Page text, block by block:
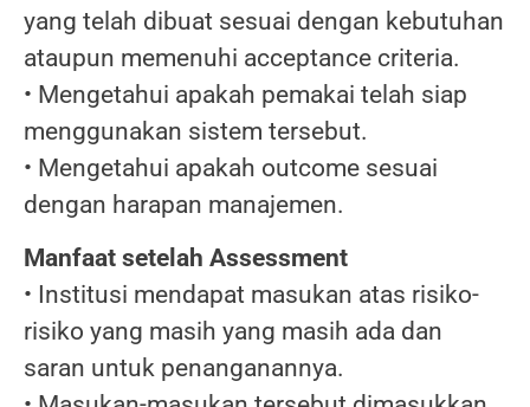
yang telah dibuat sesuai dengan kebutuhan
ataupun memenuhi acceptance criteria.
• Mengetahui apakah pemakai telah siap
menggunakan sistem tersebut.
• Mengetahui apakah outcome sesuai
dengan harapan manajemen.
Manfaat setelah Assessment
• Institusi mendapat masukan atas risiko-
risiko yang masih yang masih ada dan
saran untuk penanganannya.